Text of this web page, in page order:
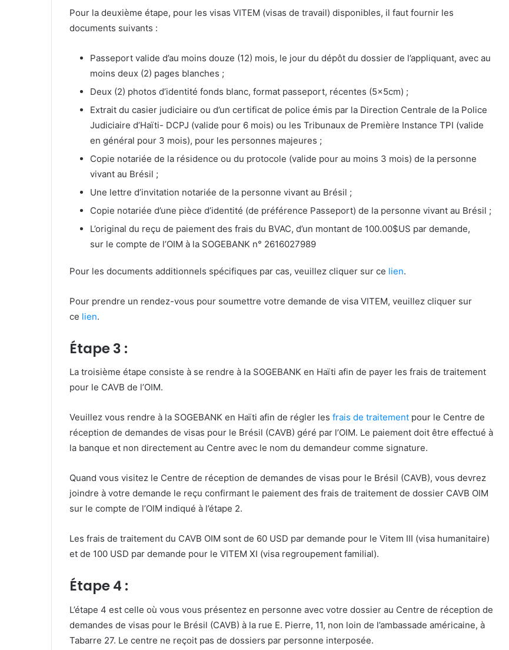
Pour la deuxième étape, pour les visas VITEM (visas de travail) disponibles, il faut fournir les
documents suivants :
Passeport valide d’au moins douze (12) mois, le jour du dépôt du dossier de l’appliquant, avec au
moins deux (2) pages blanches ;
Deux (2) photos d’identité fonds blanc, format passeport, récentes (5x5cm) ;
Extrait du casier judiciaire ou d’un certificat de police émis par la Direction Centrale de la Police
Judiciaire d’Haïti- DCPJ (valide pour 6 mois) ou les Tribunaux de Première Instance TPI (valide
en général pour 3 mois), pour les personnes majeures ;
Copie notariée de la résidence ou du protocole (valide pour au moins 3 mois) de la personne
vivant au Brésil ;
Une lettre d’invitation notariée de la personne vivant au Brésil ;
Copie notariée d’une pièce d’identité (de préférence Passeport) de la personne vivant au Brésil ;
L’original du reçu de paiement des frais du BVAC, d’un montant de 100.00$US par demande,
sur le compte de l’OIM à la SOGEBANK n° 2616027989
Pour les documents additionnels spécifiques par cas, veuillez cliquer sur ce lien.
Pour prendre un rendez-vous pour soumettre votre demande de visa VITEM, veuillez cliquer sur
ce lien.
Étape 3 :
La troisième étape consiste à se rendre à la SOGEBANK en Haïti afin de payer les frais de traitement
pour le CAVB de l’OIM.
Veuillez vous rendre à la SOGEBANK en Haïti afin de régler les frais de traitement pour le Centre de
réception de demandes de visas pour le Brésil (CAVB) géré par l’OIM. Le paiement doit être effectué à
la banque et non directement au Centre avec le nom du demandeur comme signature.
Quand vous visitez le Centre de réception de demandes de visas pour le Brésil (CAVB), vous devrez
joindre à votre demande le reçu confirmant le paiement des frais de traitement de dossier CAVB OIM
sur le compte de l’OIM indiqué à l’étape 2.
Les frais de traitement du CAVB OIM sont de 60 USD par demande pour le Vitem III (visa humanitaire)
et de 100 USD par demande pour le VITEM XI (visa regroupement familial).
Étape 4 :
L’étape 4 est celle où vous vous présentez en personne avec votre dossier au Centre de réception de
demandes de visas pour le Brésil (CAVB) à la rue E. Pierre, 11, non loin de l’ambassade américaine, à
Tabarre 27. Le centre ne reçoit pas de dossiers par personne interposée.